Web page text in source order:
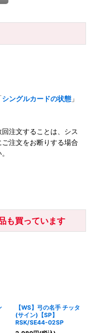
シングルカードの状態 」
注文することは、シス
注文をお断りする場合
も買っています
【WS】弓の名手 チッタ
(サイン)【SP】
RSK/SE44-02SP